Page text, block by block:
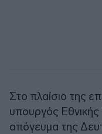
Στο πλαίσιο της
υπουργός Εθνικής
απόγευμα της